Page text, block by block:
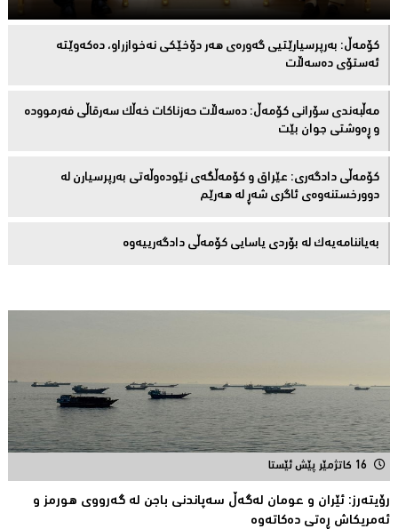
كۆمەڵ: بەرپرسیارێتیی گەورەی هەر دۆخێکی نەخوازراو، دەكەوێتە
ئەستۆی دەسەڵات
مەڵبەندى سۆرانى کۆمەڵ: دەسەڵات حەزناکات خەڵک سەرقاڵى فەرموودە
و ڕەوشتى جوان بێت
کۆمەڵى دادگەرى: عێراق و كۆمەڵگەی نێودەوڵەتی بەرپرسیارن لە
دوورخستنەوەى ئاگری شەڕ لە هەرێم
بەیاننامەیەک لە بۆردی یاسایی کۆمەڵی دادگەرییەوە
16 کاتژمێر پێش ئێستا
رۆیتەرز: ئێران و عومان لەگەڵ سەپاندنی باجن لە گەرووی هورمز و
ئەمریکاش ڕەتی دەکاتەوە